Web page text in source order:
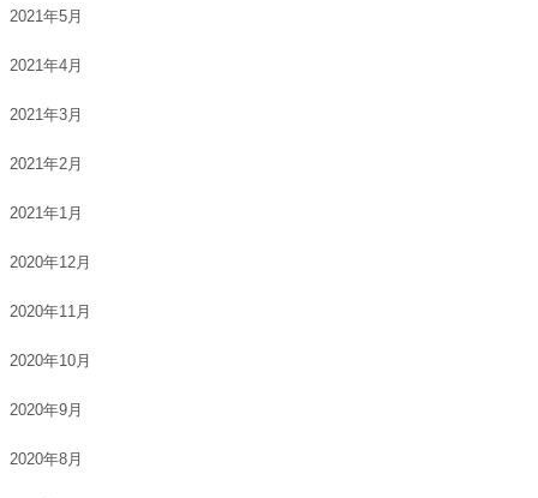
2021年5月
2021年4月
2021年3月
2021年2月
2021年1月
2020年12月
2020年11月
2020年10月
2020年9月
2020年8月